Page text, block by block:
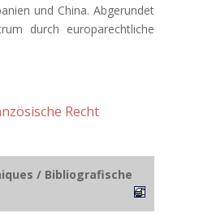
und China. Abgerundet
durch europarechtliche
Recht
/ Bibliografische